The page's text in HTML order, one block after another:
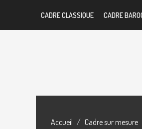
CADRE CLASSIQUE CADRE
Accueil Cadre sur mesure